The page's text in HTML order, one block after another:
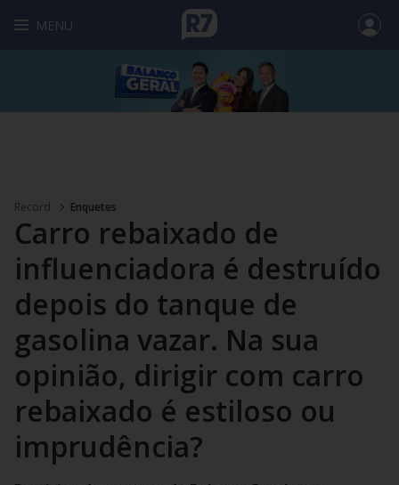
MENU
Record Enquetes
Carro rebaixado de
influenciadora é destruído
depois do tanque de
gasolina vazar. Na sua
opinião, dirigir com carro
rebaixado é estiloso ou
imprudência?